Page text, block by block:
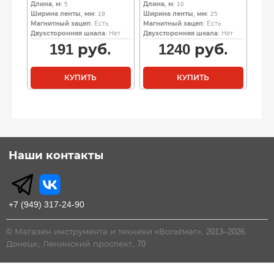
Длина, м: 5
Ширина ленты, мм: 19
Магнитный зацеп: Есть
Двухсторонняя шкала: Нет
191 руб.
КУПИТЬ
Длина, м: 10
Ширина ленты, мм: 25
Магнитный зацеп: Есть
Двухсторонняя шкала: Нет
1240руб.
КУПИТЬ
Наши контакты
+7 (949) 317-24-90
© Магазин инструмента и техники «Вольтмаг», 2013–2026.
Донецк, Ленинский проспект, 70